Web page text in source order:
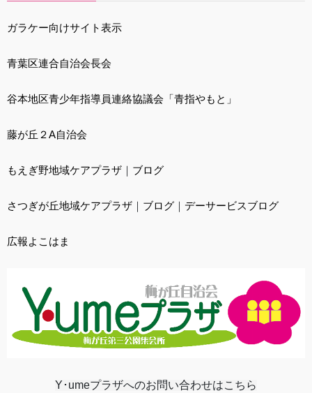
ガラケー向けサイト表示
青葉区連合自治会長会
谷本地区青少年指導員連絡協議会「青指やもと」
藤が丘２A自治会
もえぎ野地域ケアプラザ ｜ ブログ
さつぎが丘地域ケアプラザ ｜ ブログ ｜ デーサービスブログ
広報よこはま
Y･umeプラザへのお問い合わせはこちら